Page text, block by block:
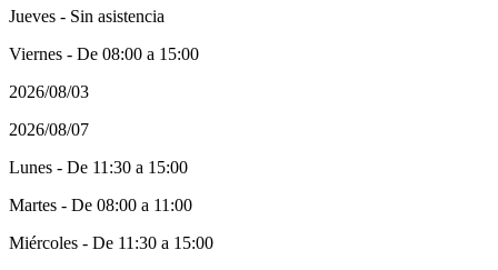
Jueves - Sin asistencia
Viernes - De 08:00 a 15:00
2026/08/03
2026/08/07
Lunes - De 11:30 a 15:00
Martes - De 08:00 a 11:00
Miércoles - De 11:30 a 15:00